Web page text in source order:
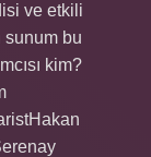
ve etkili
sunum bu
kim?